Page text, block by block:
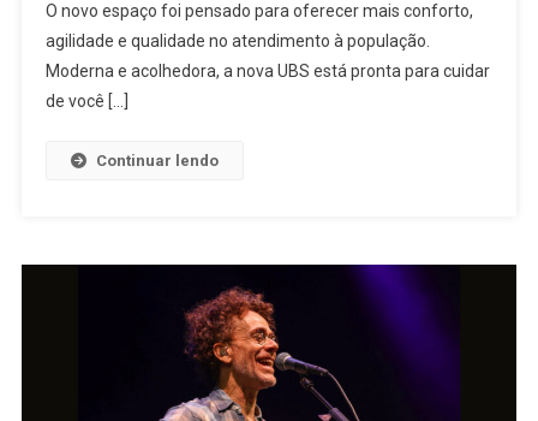
Está
No
O novo espaço foi pensado para oferecer mais conforto,
agilidade e qualidade no atendimento à população.
Moderna e acolhedora, a nova UBS está pronta para cuidar
de você […]
Continuar lendo